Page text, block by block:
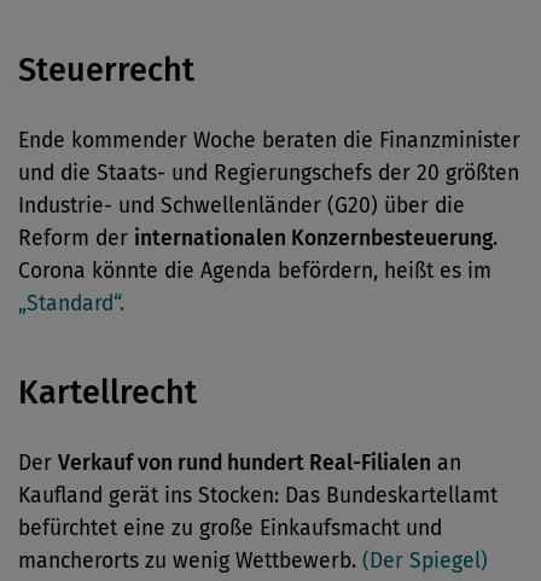
Steuerrecht
Ende kommender Woche beraten die Finanzminister
und die Staats- und Regierungschefs der 20 größten
Industrie- und Schwellenländer (G20) über die
Reform der internationalen Konzernbesteuerung.
Corona könnte die Agenda befördern, heißt es im
„Standard“.
Kartellrecht
Der Verkauf von rund hundert Real-Filialen an
Kaufland gerät ins Stocken: Das Bundeskartellamt
befürchtet eine zu große Einkaufsmacht und
mancherorts zu wenig Wettbewerb. (Der Spiegel)